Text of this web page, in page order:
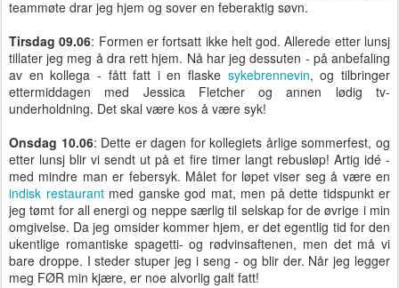
teammøte drar jeg hjem og sover en feberaktig søvn.
Tirsdag 09.06: Formen er fortsatt ikke helt god. Allerede etter lunsj
tillater jeg meg å dra rett hjem. Nå har jeg dessuten - på anbefaling
av en kollega - fått fatt i en flaske sykebrennevin, og tilbringer
ettermiddagen med Jessica Fletcher og annen lødig tv-
underholdning. Det skal være kos å være syk!
Onsdag 10.06: Dette er dagen for kollegiets årlige sommerfest, og
etter lunsj blir vi sendt ut på et fire timer langt rebusløp! Artig idé -
med mindre man er febersyk. Målet for løpet viser seg å være en
indisk restaurantmed ganske god mat, men på dette tidspunkt er
jeg tømt for all energi og neppe særlig til selskap for de øvrige i min
omgivelse. Da jeg omsider kommer hjem, er det egentlig tid for den
ukentlige romantiske spagetti- og rødvinsaftenen, men det må vi
bare droppe. I steder stuper jeg i seng - og blir der. Når jeg legger
meg FØR min kjære, er noe alvorlig galt fatt!